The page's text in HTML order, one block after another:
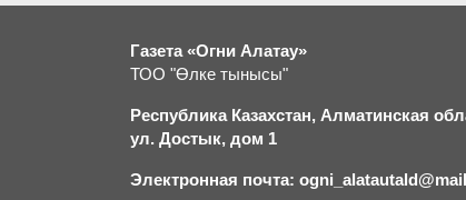
Газета «Огни Алатау»
ТОО "Өлке тынысы"
Республика Казахстан, Алматинская
ул. Достык, дом 1
Электронная почта: